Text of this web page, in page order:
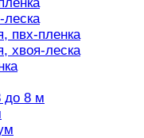
леска
пвх-пленка
хвоя-леска
до 8 м